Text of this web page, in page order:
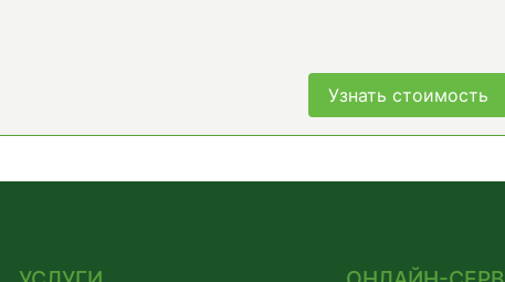
Узнать стоимость